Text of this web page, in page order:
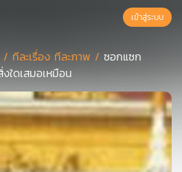
เข้าสู่ระบบ
/ ทีละเรื่อง ทีละภาพ / ซอกแซก
ใดเสมอเหมือน